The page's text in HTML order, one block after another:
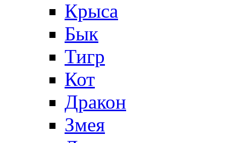
Крыса
Бык
Тигр
Кот
Дракон
Змея